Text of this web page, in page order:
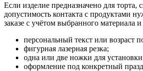
Если изделие предназначено для торта,
допустимость контакта с продуктами
заказе с учётом выбранного материала
персональный текст или возраст
фигурная лазерная резка;
одна или две ножки для
оформление под конкретный